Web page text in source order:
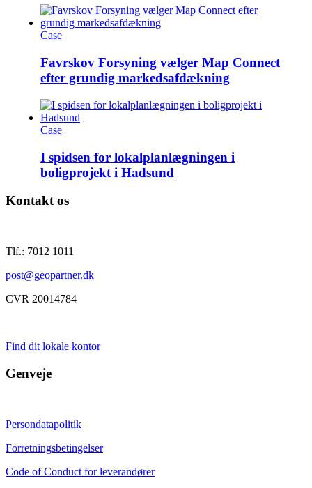
Case
Favrskov Forsyning vælger Map Connect
efter grundig markedsafdækning
Case
I spidsen for lokalplanlægningen i
boligprojekt i Hadsund
Kontakt os
Tlf.: 7012 1011
post@geopartner.dk
CVR 20014784
Find dit lokale kontor
Genveje
Persondatapolitik
Forretningsbetingelser
Code of Conduct for leverandører